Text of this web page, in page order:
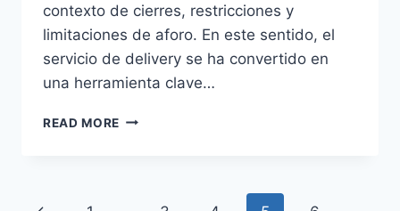
contexto de cierres, restricciones y
limitaciones de aforo. En este sentido, el
servicio de delivery se ha convertido en
una herramienta clave…
READ MORE ¿CÓMO